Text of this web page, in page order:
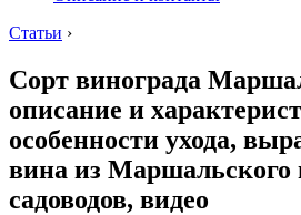
Статьи ›
Сорт винограда
описание и
особенности ухода,
вина из Маршальского
садоводов, видео